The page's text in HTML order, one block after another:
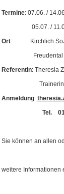
Termine: 07.06. /
05.07. / 11.07.
Ort: Kirchlich
Freudental
Referentin: Theresia
Trainerin für
Anmeldung:
Tel.
Sie können an allen
weitere Informationen